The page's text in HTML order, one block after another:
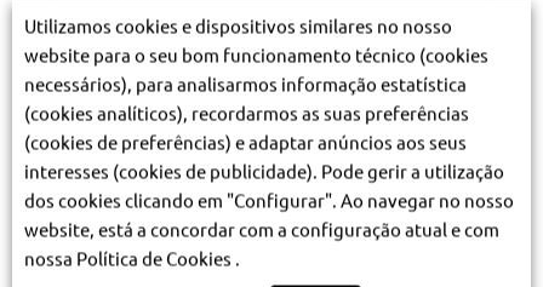
Produtos Relacionados
Utilizamos cookies e dispositivos similares no nosso
website para o seu bom funcionamento técnico (cookies
necessários), para analisarmos informação estatística
(cookies analíticos), recordarmos as suas preferências
(cookies de preferências) e adaptar anúncios aos seus
interesses (cookies de publicidade). Pode gerir a utilização
dos cookies clicando em "Configurar". Ao navegar no nosso
website, está a concordar com a configuração atual e com
nossa Política de Cookies .